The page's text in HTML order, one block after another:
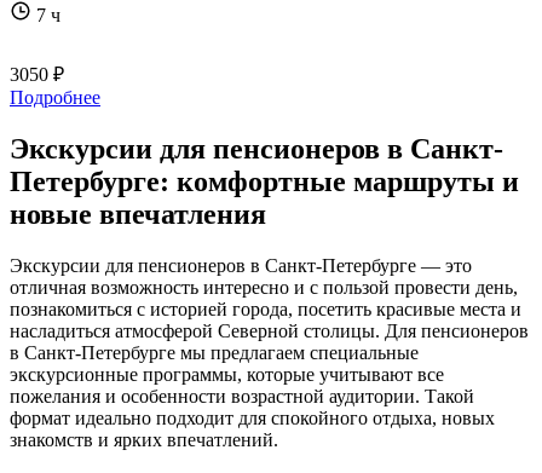
7 ч
3050 ₽
Подробнее
Экскурсии для пенсионеров в Санкт-
Петербурге: комфортные маршруты и
новые впечатления
Экскурсии для пенсионеров в Санкт-Петербурге — это
отличная возможность интересно и с пользой провести день,
познакомиться с историей города, посетить красивые места и
насладиться атмосферой Северной столицы. Для пенсионеров
в Санкт-Петербурге мы предлагаем специальные
экскурсионные программы, которые учитывают все
пожелания и особенности возрастной аудитории. Такой
формат идеально подходит для спокойного отдыха, новых
знакомств и ярких впечатлений.